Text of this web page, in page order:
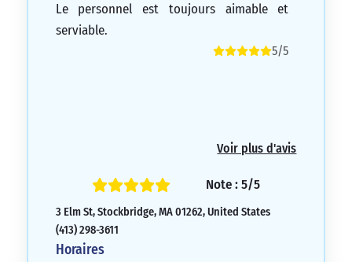
Le personnel est toujours aimable et
serviable.
5/5
Voir plus d'avis
Note : 5/5
3 Elm St, Stockbridge, MA 01262, United States
(413) 298-3611
Horaires